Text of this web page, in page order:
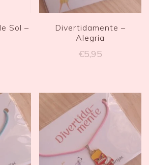
Sol –
Divertidamente –
Alegria
€5,95